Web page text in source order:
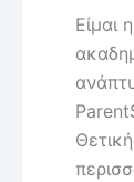
Είμαι